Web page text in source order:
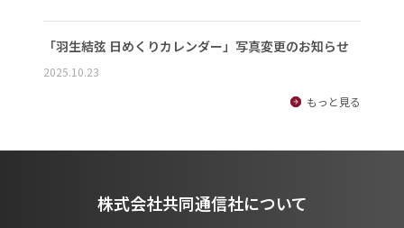
「羽生結弦 日めくりカレンダー」写真変更のお知らせ
2025.10.23
もっと見る
株式会社共同通信社について